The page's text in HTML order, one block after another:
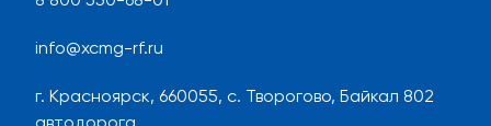
info@xcmg-rf.ru
г. Красноярск, 660055, с. Творогово, Байкал 802